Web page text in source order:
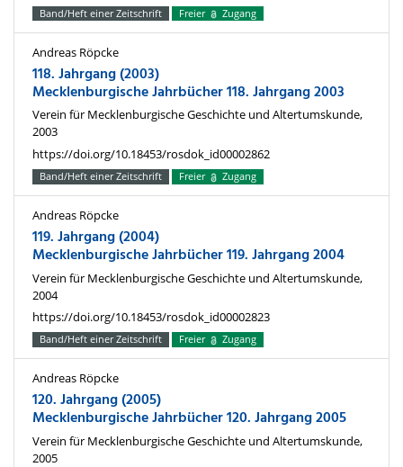
Band/Heft einer Zeitschrift Freier Zugang
Andreas Röpcke
118. Jahrgang (2003)
Mecklenburgische Jahrbücher 118. Jahrgang 2003
Verein für Mecklenburgische Geschichte und Altertumskunde,
2003
https://doi.org/10.18453/rosdok_id00002862
Band/Heft einer Zeitschrift Freier Zugang
Andreas Röpcke
119. Jahrgang (2004)
Mecklenburgische Jahrbücher 119. Jahrgang 2004
Verein für Mecklenburgische Geschichte und Altertumskunde,
2004
https://doi.org/10.18453/rosdok_id00002823
Band/Heft einer Zeitschrift Freier Zugang
Andreas Röpcke
120. Jahrgang (2005)
Mecklenburgische Jahrbücher 120. Jahrgang 2005
Verein für Mecklenburgische Geschichte und Altertumskunde,
2005